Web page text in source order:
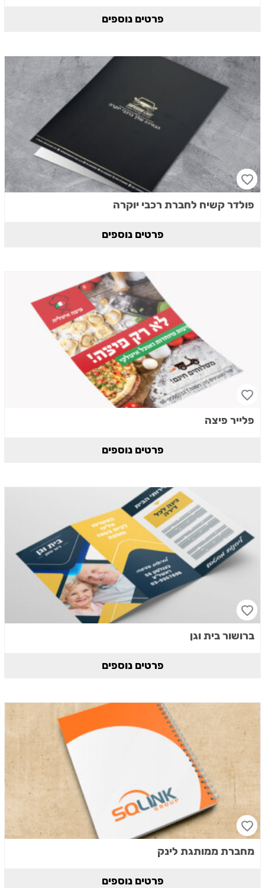
פרטים נוספים
פולדר קשיח לחברת רכבי יוקרה
פרטים נוספים
פלייר פיצה
פרטים נוספים
ברושור בית וגן
פרטים נוספים
מחברת ממותגת לינק
פרטים נוספים